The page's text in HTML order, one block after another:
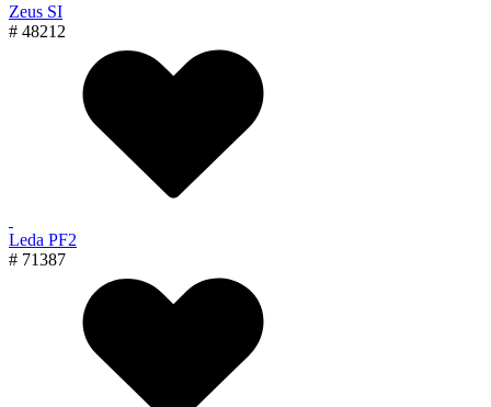
Zeus SI
# 48212
Leda PF2
# 71387